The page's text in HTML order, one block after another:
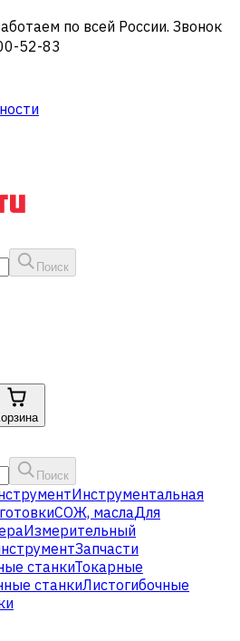
по всей России. Звонок
52-83
Поиск
Поиск
Инструментальная
СОЖ, маслаДля
Измерительный
Запчасти
станкиТокарные
станкиЛистогибочные